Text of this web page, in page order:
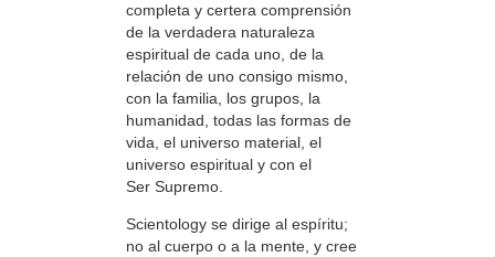
completa y certera comprensión
de la verdadera naturaleza
espiritual de cada uno, de la
relación de uno consigo mismo,
con la familia, los grupos, la
humanidad, todas las formas de
vida, el universo material, el
universo espiritual y con el
Ser Supremo.
Scientology se dirige al espíritu;
no al cuerpo o a la mente, y cree